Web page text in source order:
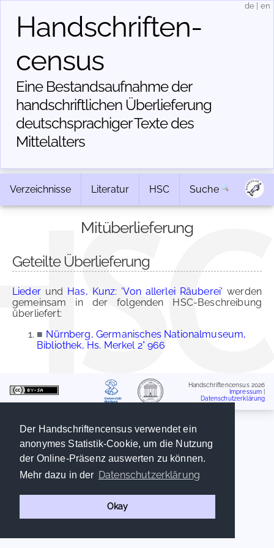
Der Handschriftencensus verwendet ein
anonymes Statistik-Cookie, um die Nutzung
der Online-Präsenz auswerten zu können.
Mehr dazu in der Datenschutzerklärung
Okay
Handschriften­
census
Eine Bestandsaufnahme der
handschriftlichen Über­lieferung
deutschsprachiger Texte des
Mittelalters
de en
Verzeichnisse Literatur HSC Suche
Mitüberlieferung
Geteilte Überlieferung
Liederund Has, Kunz: 'Von allerlei Räuberei' werden
gemeinsam in der folgenden HSC-Beschreibung
überliefert:
■ Nürnberg, Germanisches Nationalmuseum,
Bibliothek, Hs. Merkel 2° 966
Handschriftencensus 2026
Impressum
Datenschutzerklärung